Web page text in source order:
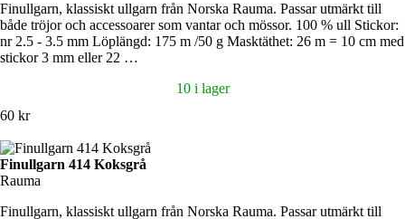
Finullgarn, klassiskt ullgarn från Norska Rauma. Passar utmärkt till
både tröjor och accessoarer som vantar och mössor. 100 % ull Stickor:
nr 2.5 - 3.5 mm Löplängd: 175 m /50 g Masktäthet: 26 m = 10 cm med
stickor 3 mm eller 22 …
10 i lager
60 kr
Finullgarn 414 Koksgrå
Rauma
Finullgarn, klassiskt ullgarn från Norska Rauma. Passar utmärkt till